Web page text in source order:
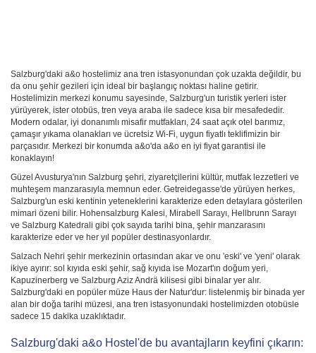
Salzburg'daki a&o hostelimiz ana tren istasyonundan çok uzakta değildir, bu
da onu şehir gezileri için ideal bir başlangıç noktası haline getirir.
Hostelimizin merkezi konumu sayesinde, Salzburg'un turistik yerleri ister
yürüyerek, ister otobüs, tren veya araba ile sadece kısa bir mesafededir.
Modern odalar, iyi donanımlı misafir mutfakları, 24 saat açık otel barımız,
çamaşır yıkama olanakları ve ücretsiz Wi-Fi, uygun fiyatlı teklifimizin bir
parçasıdır. Merkezi bir konumda a&o'da a&o en iyi fiyat garantisi ile
konaklayın!
Güzel Avusturya'nın Salzburg şehri, ziyaretçilerini kültür, mutfak lezzetleri ve
muhteşem manzarasıyla memnun eder. Getreidegasse'de yürüyen herkes,
Salzburg'un eski kentinin yeteneklerini karakterize eden detaylara gösterilen
mimari özeni bilir. Hohensalzburg Kalesi, Mirabell Sarayı, Hellbrunn Sarayı
ve Salzburg Katedrali gibi çok sayıda tarihi bina, şehir manzarasını
karakterize eder ve her yıl popüler destinasyonlardır.
Salzach Nehri şehir merkezinin ortasından akar ve onu 'eski' ve 'yeni' olarak
ikiye ayırır: sol kıyıda eski şehir, sağ kıyıda ise Mozart'ın doğum yeri,
Kapuzinerberg ve Salzburg Aziz Andrä kilisesi gibi binalar yer alır.
Salzburg'daki en popüler müze Haus der Natur'dur: listelenmiş bir binada yer
alan bir doğa tarihi müzesi, ana tren istasyonundaki hostelimizden otobüsle
sadece 15 dakika uzaklıktadır.
Salzburg'daki a&o Hostel'de bu avantajların keyfini çıkarın: